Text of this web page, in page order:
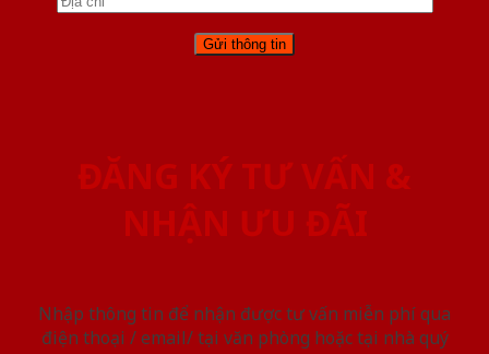
ĐĂNG KÝ TƯ VẤN &
NHẬN ƯU ĐÃI
Nhập thông tin để nhận được tư vấn miễn phí qua
điện thoại / email/ tại văn phòng hoặc tại nhà quý